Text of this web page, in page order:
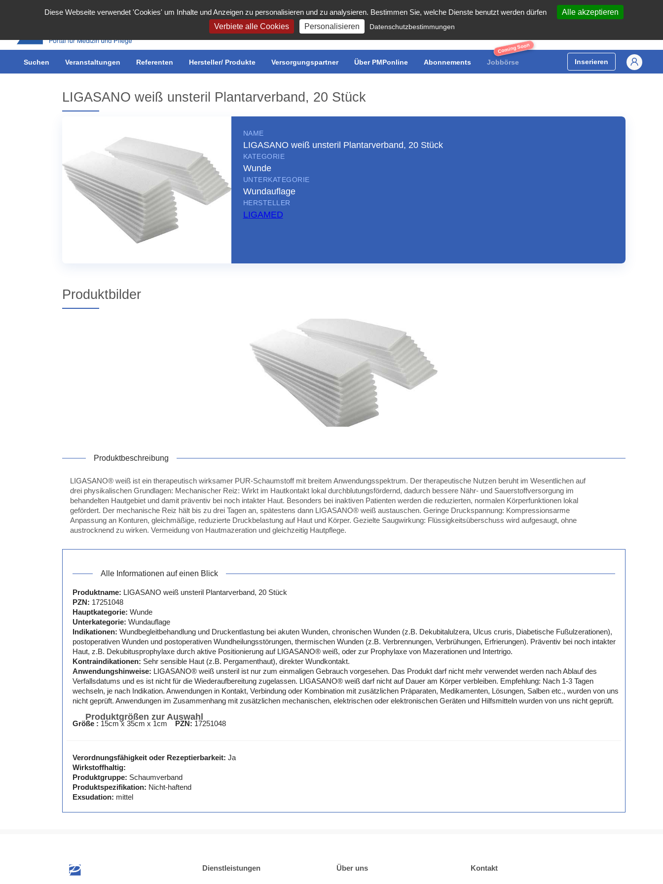
Diese Webseite verwendet 'Cookies' um Inhalte und Anzeigen zu personalisieren und zu analysieren. Bestimmen Sie, welche Dienste benutzt werden dürfen
Alle akzeptieren
Verbiete alle Cookies
Personalisieren Datenschutzbestimmungen
Suchen Veranstaltungen Referenten Hersteller/ Produkte Versorgungspartner Über PMPonline Abonnements
Coming Soon
Jobbörse Inserieren
Inserieren Meine Inserate Benutzerkonto
LIGASANO weiß unsteril Plantarverband, 20 Stück
NAME
LIGASANO weiß unsteril Plantarverband, 20 Stück
KATEGORIE
Wunde
UNTERKATEGORIE
Wundauflage
HERSTELLER
LIGAMED
Produktbilder
Produktbeschreibung
LIGASANO® weiß ist ein therapeutisch wirksamer PUR-Schaumstoff mit breitem Anwendungsspektrum. Der therapeutische Nutzen beruht im Wesentlichen auf
drei physikalischen Grundlagen: Mechanischer Reiz: Wirkt im Hautkontakt lokal durchblutungsfördernd, dadurch bessere Nähr- und Sauerstoffversorgung im
behandelten Hautgebiet und damit präventiv bei noch intakter Haut. Besonders bei inaktiven Patienten werden die reduzierten, normalen Körperfunktionen lokal
gefördert. Der mechanische Reiz hält bis zu drei Tagen an, spätestens dann LIGASANO® weiß austauschen. Geringe Druckspannung: Kompressionsarme
Anpassung an Konturen, gleichmäßige, reduzierte Druckbelastung auf Haut und Körper. Gezielte Saugwirkung: Flüssigkeitsüberschuss wird aufgesaugt, ohne
austrocknend zu wirken. Vermeidung von Hautmazeration und gleichzeitig Hautpflege.
Alle Informationen auf einen Blick
Produktname: LIGASANO weiß unsteril Plantarverband, 20 Stück
PZN: 17251048
Hauptkategorie: Wunde
Unterkategorie: Wundauflage
Indikationen: Wundbegleitbehandlung und Druckentlastung bei akuten Wunden, chronischen Wunden (z.B. Dekubitalulzera, Ulcus cruris, Diabetische Fußulzerationen),
postoperativen Wunden und postoperativen Wundheilungsstörungen, thermischen Wunden (z.B. Verbrennungen, Verbrühungen, Erfrierungen). Präventiv bei noch intakter
Haut, z.B. Dekubitusprophylaxe durch aktive Positionierung auf LIGASANO® weiß, oder zur Prophylaxe von Mazerationen und Intertrigo.
Kontraindikationen: Sehr sensible Haut (z.B. Pergamenthaut), direkter Wundkontakt.
Anwendungshinweise: LIGASANO® weiß unsteril ist nur zum einmaligen Gebrauch vorgesehen. Das Produkt darf nicht mehr verwendet werden nach Ablauf des
Verfallsdatums und es ist nicht für die Wiederaufbereitung zugelassen. LIGASANO® weiß darf nicht auf Dauer am Körper verbleiben. Empfehlung: Nach 1-3 Tagen
wechseln, je nach Indikation. Anwendungen in Kontakt, Verbindung oder Kombination mit zusätzlichen Präparaten, Medikamenten, Lösungen, Salben etc., wurden von uns
nicht geprüft. Anwendungen im Zusammenhang mit zusätzlichen mechanischen, elektrischen oder elektronischen Geräten und Hilfsmitteln wurden von uns nicht geprüft.
Produktgrößen zur Auswahl
Größe : 15cm x 35cm x 1cm PZN: 17251048
Verordnungsfähigkeit oder Rezeptierbarkeit: Ja
Wirkstoffhaltig:
Produktgruppe: Schaumverband
Produktspezifikation: Nicht-haftend
Exsudation: mittel
Dienstleistungen Über uns Kontakt